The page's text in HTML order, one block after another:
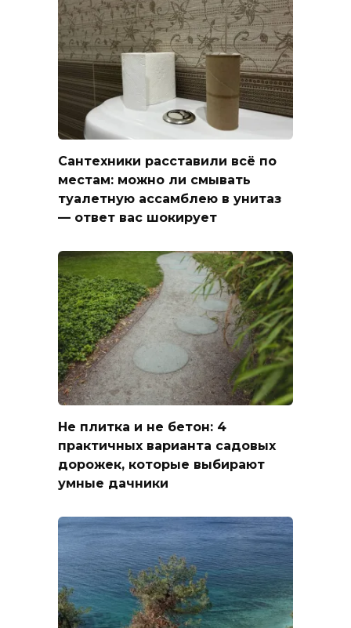
Сантехники расставили всё по
местам: можно ли смывать
туалетную ассамблею в унитаз
— ответ вас шокирует
Не плитка и не бетон: 4
практичных варианта садовых
дорожек, которые выбирают
умные дачники